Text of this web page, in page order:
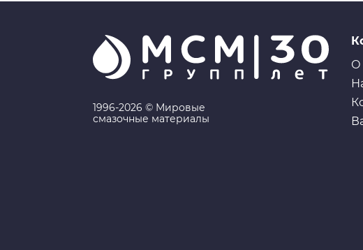
1996-2026 © Мировые
смазочные материалы
О